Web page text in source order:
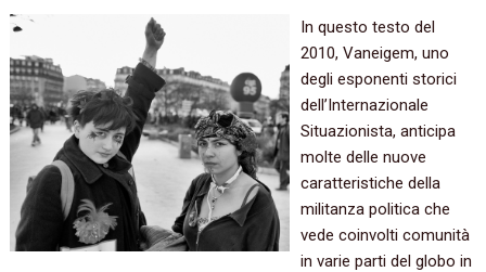
In questo testo del
2010, Vaneigem, uno
degli esponenti storici
dell’Internazionale
Situazionista, anticipa
molte delle nuove
caratteristiche della
militanza politica che
vede coinvolti comunità
in varie parti del globo in